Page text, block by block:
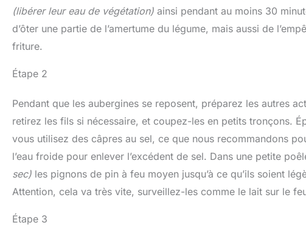
(libérer leur eau de végétation) ainsi pendant au moins 30
d’ôter une partie de l’amertume du légume, mais aussi de
friture.
Étape 2
Pendant que les aubergines se reposent, préparez les autres
retirez les fils si nécessaire, et coupez-les en petits tronçons.
vous utilisez des câpres au sel, ce que nous recommandons
l’eau froide pour enlever l’excédent de sel. Dans une petite
sec) les pignons de pin à feu moyen jusqu’à ce qu’ils soient
Attention, cela va très vite, surveillez-les comme le lait sur le
Étape 3